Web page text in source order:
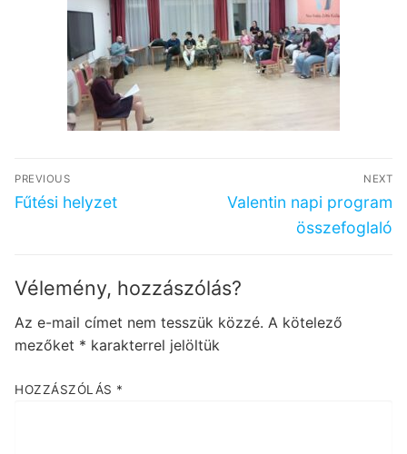
Bejegyzés
navigáció
PREVIOUS
Previous
Fűtési helyzet
NEXT
Next
Valentin napi program
összefoglaló
Vélemény, hozzászólás?
Az e-mail címet nem tesszük közzé. A kötelező
mezőket * karakterrel jelöltük
HOZZÁSZÓLÁS *